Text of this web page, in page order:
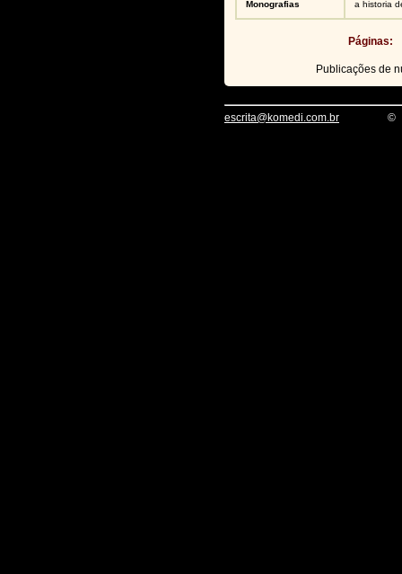
Monografias a historia
Páginas:
Publicações de
escrita@komedi.com.br ©